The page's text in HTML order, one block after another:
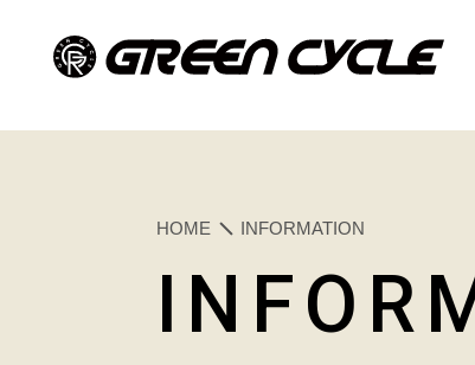
HOME INFORMATION